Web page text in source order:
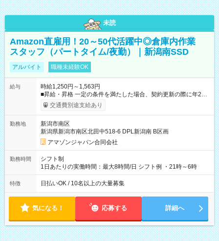
未読
Amazon直雇用！20～50代活躍中◎倉庫内作業
スタッフ（パートタイム/夜勤）｜新潟南SSD
アルバイト 職種未経験OK
給与
時給1,250円～1,563円
■昇給・昇格 一定の条件を満たした場合、契約更新の際に年2回
まで昇給の機会があります。 ■正社員登用制度あり ※月末締/翌
月25日支払い ※時間外手当、別途支給 ※深夜割増賃金 (22:00～
☆Amazon直雇用で安定して働けます！ 【試用期間】試用期間
あり 試用期間の長さ：1週間 雇用形態、給与は本採用時と同じ
です。
交通費別途支給あり
勤務地
新潟市南区
新潟県新潟市南区北田中518-6 DPL新潟南 B区画
アマゾンジャパン合同会社
勤務時間
シフト制
1日あたりの実働時間：最大8時間/日 シフト例 ・21時～6時
特徴 日払いOK / 10名以上の大量募集
気になる！ 応募する 詳細へ